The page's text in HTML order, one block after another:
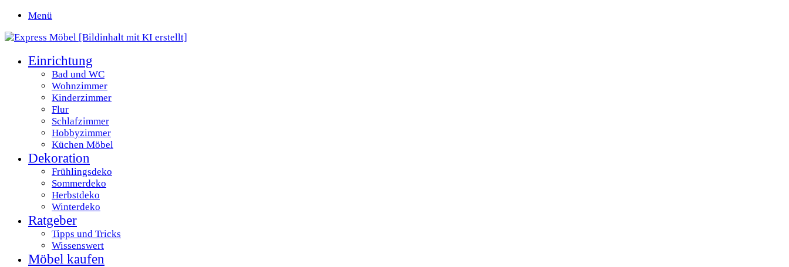
Menü
Einrichtung
Bad und WC
Wohnzimmer
Kinderzimmer
Flur
Schlafzimmer
Hobbyzimmer
Küchen Möbel
Dekoration
Frühlingsdeko
Sommerdeko
Herbstdeko
Winterdeko
Ratgeber
Tipps und Tricks
Wissenswert
Möbel kaufen